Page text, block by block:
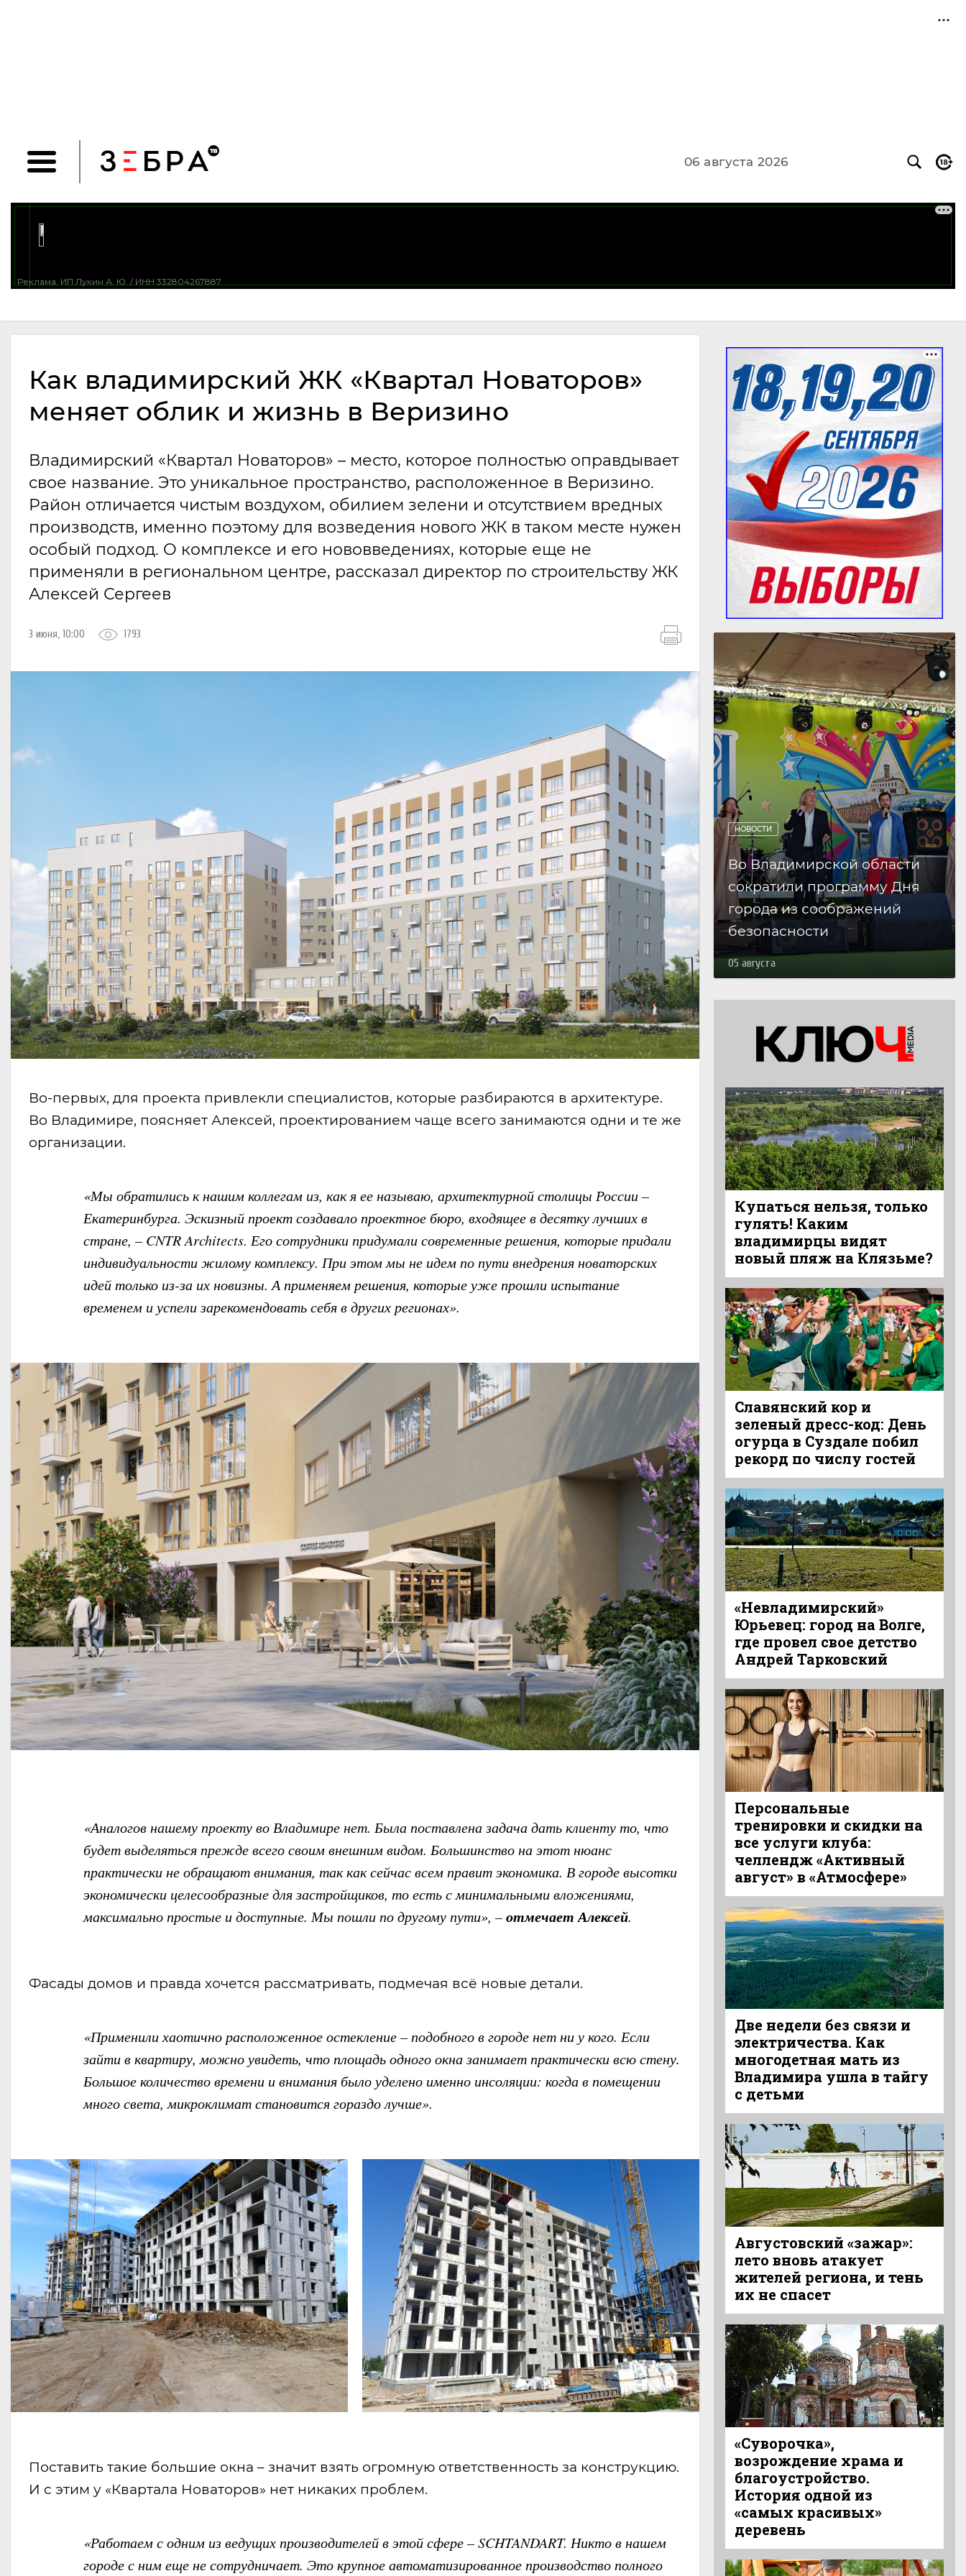
06 августа 2026
Как владимирский ЖК «Квартал Новаторов»
меняет облик и жизнь в Веризино
Владимирский «Квартал Новаторов» – место, которое полностью оправдывает
свое название. Это уникальное пространство, расположенное в Веризино.
Район отличается чистым воздухом, обилием зелени и отсутствием вредных
производств, именно поэтому для возведения нового ЖК в таком месте нужен
особый подход. О комплексе и его нововведениях, которые еще не
применяли в региональном центре, рассказал директор по строительству ЖК
Алексей Сергеев
3 июня, 10:00 1793
Во-первых, для проекта привлекли специалистов, которые разбираются в архитектуре.
Во Владимире, поясняет Алексей, проектированием чаще всего занимаются одни и те же
организации.
«Мы обратились к нашим коллегам из, как я ее называю, архитектурной столицы России –
Екатеринбурга. Эскизный проект создавало проектное бюро, входящее в десятку лучших в
стране, – CNTR Architects. Его сотрудники придумали современные решения, которые придали
индивидуальности жилому комплексу. При этом мы не идем по пути внедрения новаторских
идей только из-за их новизны. А применяем решения, которые уже прошли испытание
временем и успели зарекомендовать себя в других регионах».
«Аналогов нашему проекту во Владимире нет. Была поставлена задача дать клиенту то, что
будет выделяться прежде всего своим внешним видом. Большинство на этот нюанс
практически не обращают внимания, так как сейчас всем правит экономика. В городе высотки
экономически целесообразные для застройщиков, то есть с минимальными вложениями,
максимально простые и доступные. Мы пошли по другому пути», –отмечает Алексей.
Фасады домов и правда хочется рассматривать, подмечая всё новые детали.
«Применили хаотично расположенное остекление – подобного в городе нет ни у кого. Если
зайти в квартиру, можно увидеть, что площадь одного окна занимает практически всю стену.
Большое количество времени и внимания было уделено именно инсоляции: когда в помещении
много света, микроклимат становится гораздо лучше».
Поставить такие большие окна – значит взять огромную ответственность за конструкцию.
И с этим у «Квартала Новаторов» нет никаких проблем.
«Работаем с одним из ведущих производителей в этой сфере – SCHTANDART. Никто в нашем
городе с ним еще не сотрудничает. Это крупное автоматизированное производство полного
НОВОСТИ
Во Владимирской области
сократили программу Дня
города из соображений
безопасности
05 августа
Купаться нельзя, только
гулять! Каким
владимирцы видят
новый пляж на Клязьме?
Славянский кор и
зеленый дресс-код: День
огурца в Суздале побил
рекорд по числу гостей
«Невладимирский»
Юрьевец: город на Волге,
где провел свое детство
Андрей Тарковский
Персональные
тренировки и скидки на
все услуги клуба:
челлендж «Активный
август» в «Атмосфере»
Две недели без связи и
электричества. Как
многодетная мать из
Владимира ушла в тайгу
с детьми
Августовский «зажар»:
лето вновь атакует
жителей региона, и тень
их не спасет
«Суворочка»,
возрождение храма и
благоустройство.
История одной из
«самых красивых»
деревень